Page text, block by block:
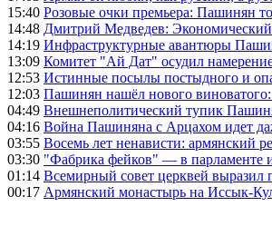
15:40 Розовые очки премьера: Пашинян
14:48 Дмитрий Медведев:
14:19 Инфраструктурные авантюры
13:09 Комитет "Ай Дат" осудил
12:53 Истинные посылы постыдного и
12:03 Пашинян нашёл нового
04:49 Внешнеполитический тупик
04:16 Война Пашиняна с Арцахом идет
03:55 Восемь лет ненависти: армянский
03:30 "Фабрика фейков" — в парламенте
01:14 Всемирный совет церквей
00:17 Армянский монастырь на Иссык-